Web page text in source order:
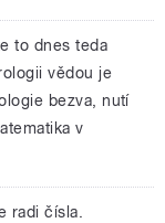
to dnes teda
vědou je
bezva, nutí
v
radi čísla.